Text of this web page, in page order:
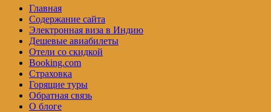
Главная
Содержание сайта
Электронная виза в Индию
Дешевые авиабилеты
Отели со скидкой
Booking.com
Страховка
Горящие туры
Обратная связь
О блоге